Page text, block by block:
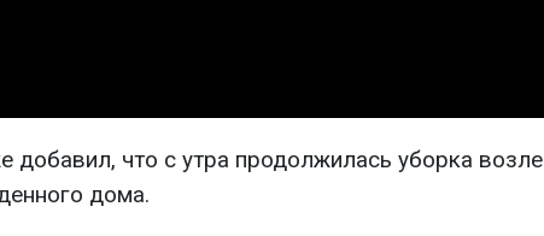
добавил, что с утра продолжилась уборка возле
дома.